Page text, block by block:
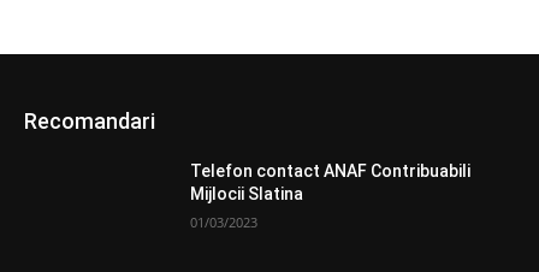
Recomandari
Telefon contact ANAF Contribuabili
Mijlocii Slatina
01/03/2023